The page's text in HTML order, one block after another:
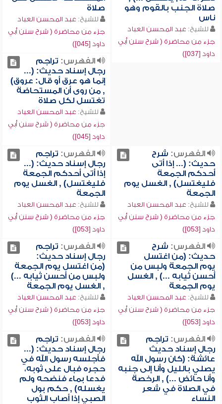
صلاة الجنب بالقوم وهو
ناس
للشيخ: عبد المحسن العباد
جزء من محاضرة ( شرح سنن أبي
داود [037])
صلاة
للشيخ: عبد المحسن العباد
جزء من محاضرة ( شرح سنن أبي
داود [045])
الفهرس: تراجم
رجال إسناد حديث: (...
إنما هو عرق أو قال: عروق)
, من روى أن المستحاضة
تغتسل لكل صلاة
للشيخ: عبد المحسن العباد
جزء من محاضرة ( شرح سنن أبي
داود [045])
الفهرس: شرح
حديث: (... إذا أتى
أحدكم الجمعة
فليغتسل) , الغسل يوم
الجمعة
للشيخ: عبد المحسن العباد
جزء من محاضرة ( شرح سنن أبي
داود [053])
الفهرس: تراجم
رجال إسناد حديث: (...
إذا أتى أحدكم الجمعة
فليغتسل) , الغسل يوم
الجمعة
للشيخ: عبد المحسن العباد
جزء من محاضرة ( شرح سنن أبي
داود [053])
الفهرس: شرح
حديث: (من اغتسل
يوم الجمعة ولبس من
أحسن ثيابه ...) , الغسل
يوم الجمعة
للشيخ: عبد المحسن العباد
جزء من محاضرة ( شرح سنن أبي
داود [053])
الفهرس: تراجم
رجال إسناد حديث:
(من اغتسل يوم الجمعة
ولبس من أحسن ثيابه ...)
, الغسل يوم الجمعة
للشيخ: عبد المحسن العباد
جزء من محاضرة ( شرح سنن أبي
داود [053])
الفهرس: تراجم
رجال إسناد حديث
عائشة: (كان رسول الله
يصلي بالليل وأنا إلى جنبه
وأنا حائض ...) , الرخصة
في الصلاة في شعر
النساء
الفهرس: تراجم
رجال إسناد حديث: (...
فأجلسه رسول الله في
حجره فبال على ثوبه،
فدعا بماء فنضحه ولم
يغسله) , حكم بول
الصبي إذا أصاب الثوب